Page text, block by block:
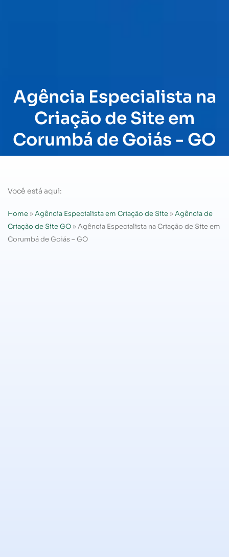
Agência Especialista na
Criação de Site em
Corumbá de Goiás - GO
Você está aqui:
Home » Agência Especialista em Criação de Site » Agência de
Criação de Site GO » Agência Especialista na Criação de Site em
Corumbá de Goiás – GO